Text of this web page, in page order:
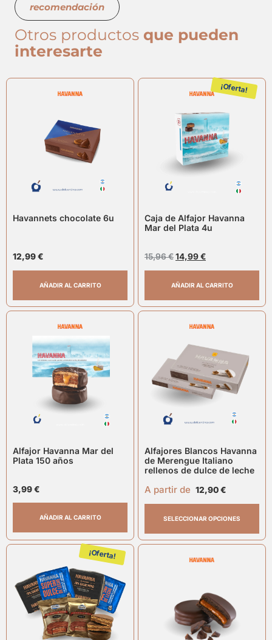
recomendación
Otros productos que pueden
interesarte
Havannets chocolate 6u
12,99€
AÑADIR AL CARRITO
¡Oferta!
Caja de Alfajor Havanna
Mar del Plata 4u
15,96€14,99€
AÑADIR AL CARRITO
Alfajor Havanna Mar del
Plata 150 años
3,99€
AÑADIR AL CARRITO
Alfajores Blancos Havanna
de Merengue Italiano
rellenos de dulce de leche
A partir de 12,90€
SELECCIONAR OPCIONES
¡Oferta!